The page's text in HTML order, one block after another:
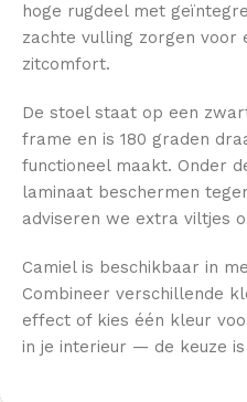
hoge rugdeel met
zachte vulling zorgen voor
zitcomfort.
De stoel staat op een
frame en is 180 graden
functioneel maakt. Onder
laminaat beschermen
adviseren we extra viltjes
Camiel is beschikbaar in
Combineer verschillende
effect of kies één kleur
in je interieur — de keuze is